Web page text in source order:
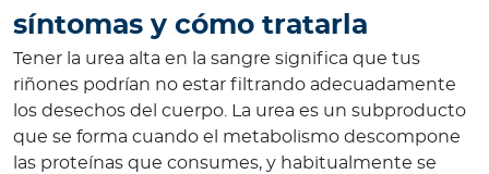
síntomas y cómo tratarla
Tener la urea alta en la sangre significa que tus
riñones podrían no estar filtrando adecuadamente
los desechos del cuerpo. La urea es un subproducto
que se forma cuando el metabolismo descompone
las proteínas que consumes, y habitualmente se